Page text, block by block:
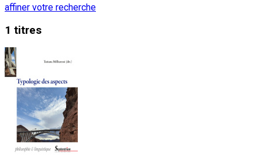
affiner votre recherche
1 titres